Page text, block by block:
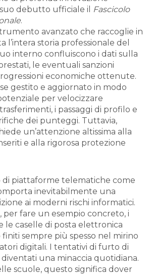
debutto ufficiale il
Fascicolo
.
avanzato che raccoglie in
storia professionale del
interno confluiscono i dati sulla
le eventuali sanzioni
economiche ottenute.
gestito e aggiornato in modo
per velocizzare
i passaggi di profilo e
dei punteggi. Tuttavia,
un’attenzione altissima alla
e alla rigorosa protezione
di piattaforme telematiche come
inevitabilmente una
ai moderni rischi informatici.
per fare un esempio concreto, i
le caselle di posta elettronica
sempre più spesso nel mirino
digitali. I tentativi di furto di
una minaccia quotidiana.
scuole, questo significa dover